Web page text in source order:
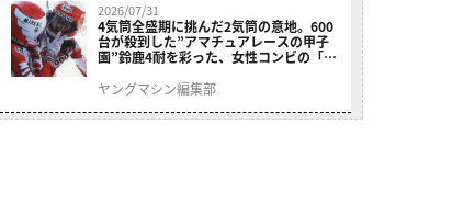
2026/07/31
4気筒全盛期に挑んだ2気筒の意地。600
台が殺到した”アマチュアレースの甲子
園”鈴鹿4耐を彩った、女性コンビの「ス
ヤングマシン編集部